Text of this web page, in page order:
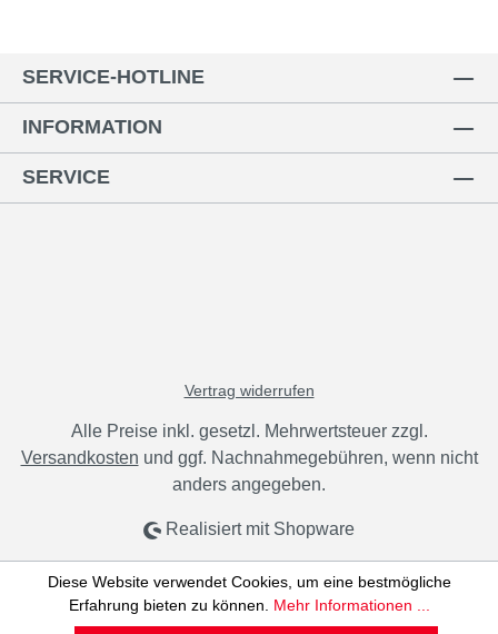
SERVICE-HOTLINE
INFORMATION
SERVICE
Vertrag widerrufen
Alle Preise inkl. gesetzl. Mehrwertsteuer zzgl.
Versandkosten und ggf. Nachnahmegebühren, wenn nicht
anders angegeben.
Realisiert mit Shopware
Diese Website verwendet Cookies, um eine bestmögliche
Erfahrung bieten zu können. Mehr Informationen ...